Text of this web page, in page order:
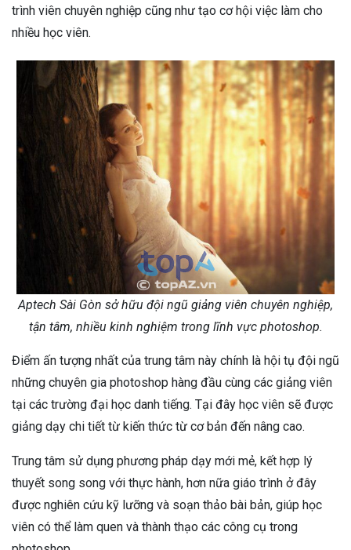
trình viên chuyên nghiệp cũng như tạo cơ hội việc làm cho
nhiều học viên.
Aptech Sài Gòn sở hữu đội ngũ giảng viên chuyên nghiệp,
tận tâm, nhiều kinh nghiệm trong lĩnh vực photoshop.
Điểm ấn tượng nhất của trung tâm này chính là hội tụ đội ngũ
những chuyên gia photoshop hàng đầu cùng các giảng viên
tại các trường đại học danh tiếng. Tại đây học viên sẽ được
giảng dạy chi tiết từ kiến thức từ cơ bản đến nâng cao.
Trung tâm sử dụng phương pháp dạy mới mẻ, kết hợp lý
thuyết song song với thực hành, hơn nữa giáo trình ở đây
được nghiên cứu kỹ lưỡng và soạn thảo bài bản, giúp học
viên có thể làm quen và thành thạo các công cụ trong